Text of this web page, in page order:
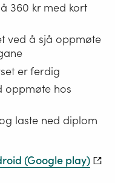
360 kr med kort
ved å sjå oppmøte
er ferdig
oppmøte hos
laste ned diplom
(Google play)